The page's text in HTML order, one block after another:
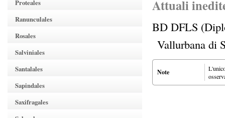
Proteales
Ranunculales
Rosales
Salviniales
Santalales
Sapindales
Saxifragales
Attuali
BD DFLS
Vallurbana di
Note